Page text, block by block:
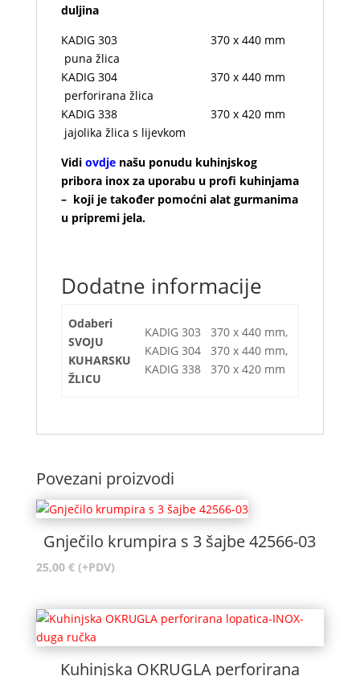
duljina
KADIG 303 370 x 440 mm
puna žlica
KADIG 304 370 x 440 mm
perforirana žlica
KADIG 338 370 x 420 mm
jajolika žlica s lijevkom
Vidi ovdjenašu ponudu kuhinjskog
pribora inox za uporabu u profi kuhinjama
– koji je također pomoćni alat gurmanima
u pripremi jela.
Dodatne informacije
Odaberi
SVOJU
KUHARSKU
ŽLICU
KADIG 303 370 x 440 mm,
KADIG 304 370 x 440 mm,
KADIG 338 370 x 420 mm
Povezani proizvodi
Gnječilo krumpira s 3 šajbe 42566-03
25,00 € (+PDV)
Kuhinjska OKRUGLA perforirana